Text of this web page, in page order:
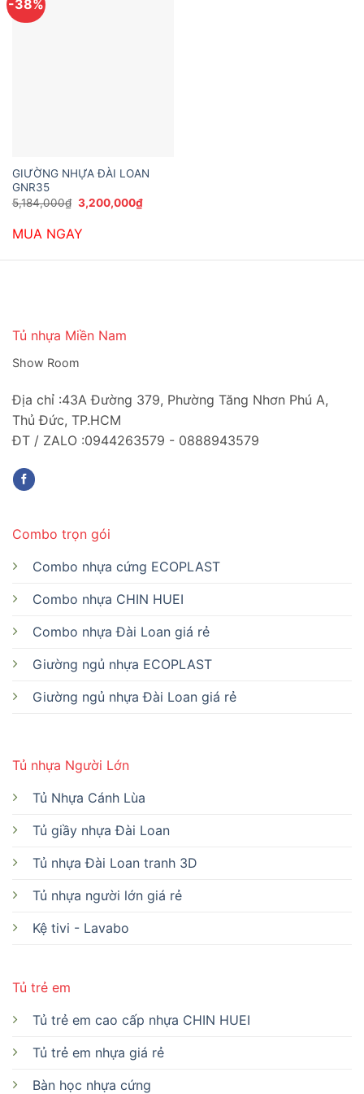
-38%
GIƯỜNG NHỰA ĐÀI LOAN
GNR35
5,184,000₫ Giá
gốc
5,184,000₫.
3,200,000₫Giá
hiện
MUA NGAY
Tủ nhựa Miền Nam
Show Room
Địa chỉ :43A Đường 379, Phường Tăng Nhơn Phú A,
Thủ Đức, TP.HCM
ĐT / ZALO :0944263579 - 0888943579
Tủ nhựa Người Lớn
Tủ Nhựa Cánh Lùa
Tủ giầy nhựa Đài Loan
Tủ nhựa Đài Loan tranh 3D
Tủ nhựa người lớn giá rẻ
Kệ tivi - Lavabo
Tủ trẻ em
Tủ trẻ em cao cấp nhựa CHIN HUEI
Tủ trẻ em nhựa giá rẻ
Bàn học nhựa cứng
Combo trọn gói
Combo nhựa cứng ECOPLAST
Combo nhựa CHIN HUEI
Combo nhựa Đài Loan giá rẻ
Giường ngủ nhựa ECOPLAST
Giường ngủ nhựa Đài Loan giá rẻ